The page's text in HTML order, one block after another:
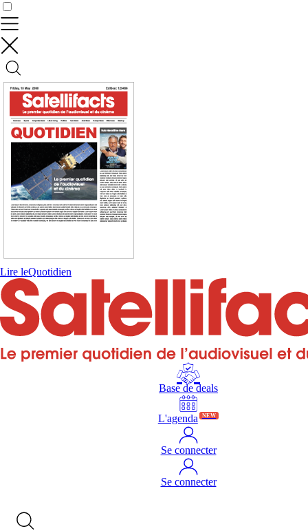
Lire leQuotidien
Base de deals
L'agenda NEW
Se connecter
Se connecter
Contrôler vos données